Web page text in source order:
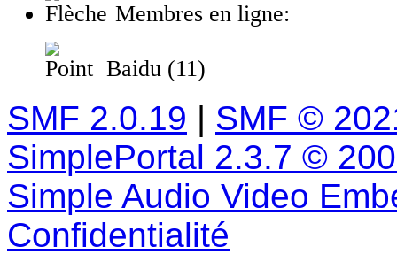
Membres en ligne:
Baidu (11)
SMF 2.0.19 | SMF ©
SimplePortal 2.3.7 ©
Simple Audio Video
Confidentialité